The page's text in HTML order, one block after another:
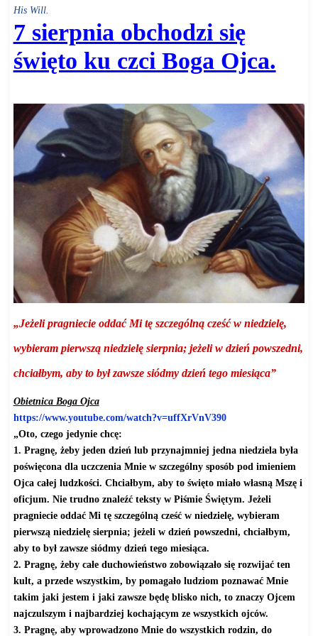
His Will.
7 sierpnia obchodzi się
święto ku czci Boga Ojca.
„Jeżeli pragniecie oddać Mi tę szczególną cześć w niedzielę,
wybieram pierwszą niedzielę sierpnia; jeżeli w dzień powszedni,
chciałbym, aby to był zawsze siódmy dzień tego miesiąca”
Obietnica Boga Ojca
https://www.youtube.com/watch?v=uffXrVnV390
„Oto, czego jedynie chcę:
1. Pragnę, żeby jeden dzień lub przynajmniej jedna niedziela była
poświęcona dla uczczenia Mnie w szczególny sposób pod imieniem
Ojca całej ludzkości. Chciałbym, aby to święto miało własną Mszę i
oficjum. Nie trudno znaleźć teksty w Piśmie Świętym. Jeżeli
pragniecie oddać Mi tę szczególną cześć w niedzielę, wybieram
pierwszą niedzielę sierpnia; jeżeli w dzień powszedni, chciałbym,
aby to był zawsze siódmy dzień tego miesiąca.
2. Pragnę, żeby całe duchowieństwo zobowiązało się rozwijać ten
kult, a przede wszystkim, by pomagało ludziom poznawać Mnie
takim jaki jestem i jaki zawsze będę blisko nich, to znaczy Ojcem
najczulszym i najbardziej kochającym ze wszystkich ojców.
3. Pragnę, aby wprowadzono Mnie do wszystkich rodzin, do